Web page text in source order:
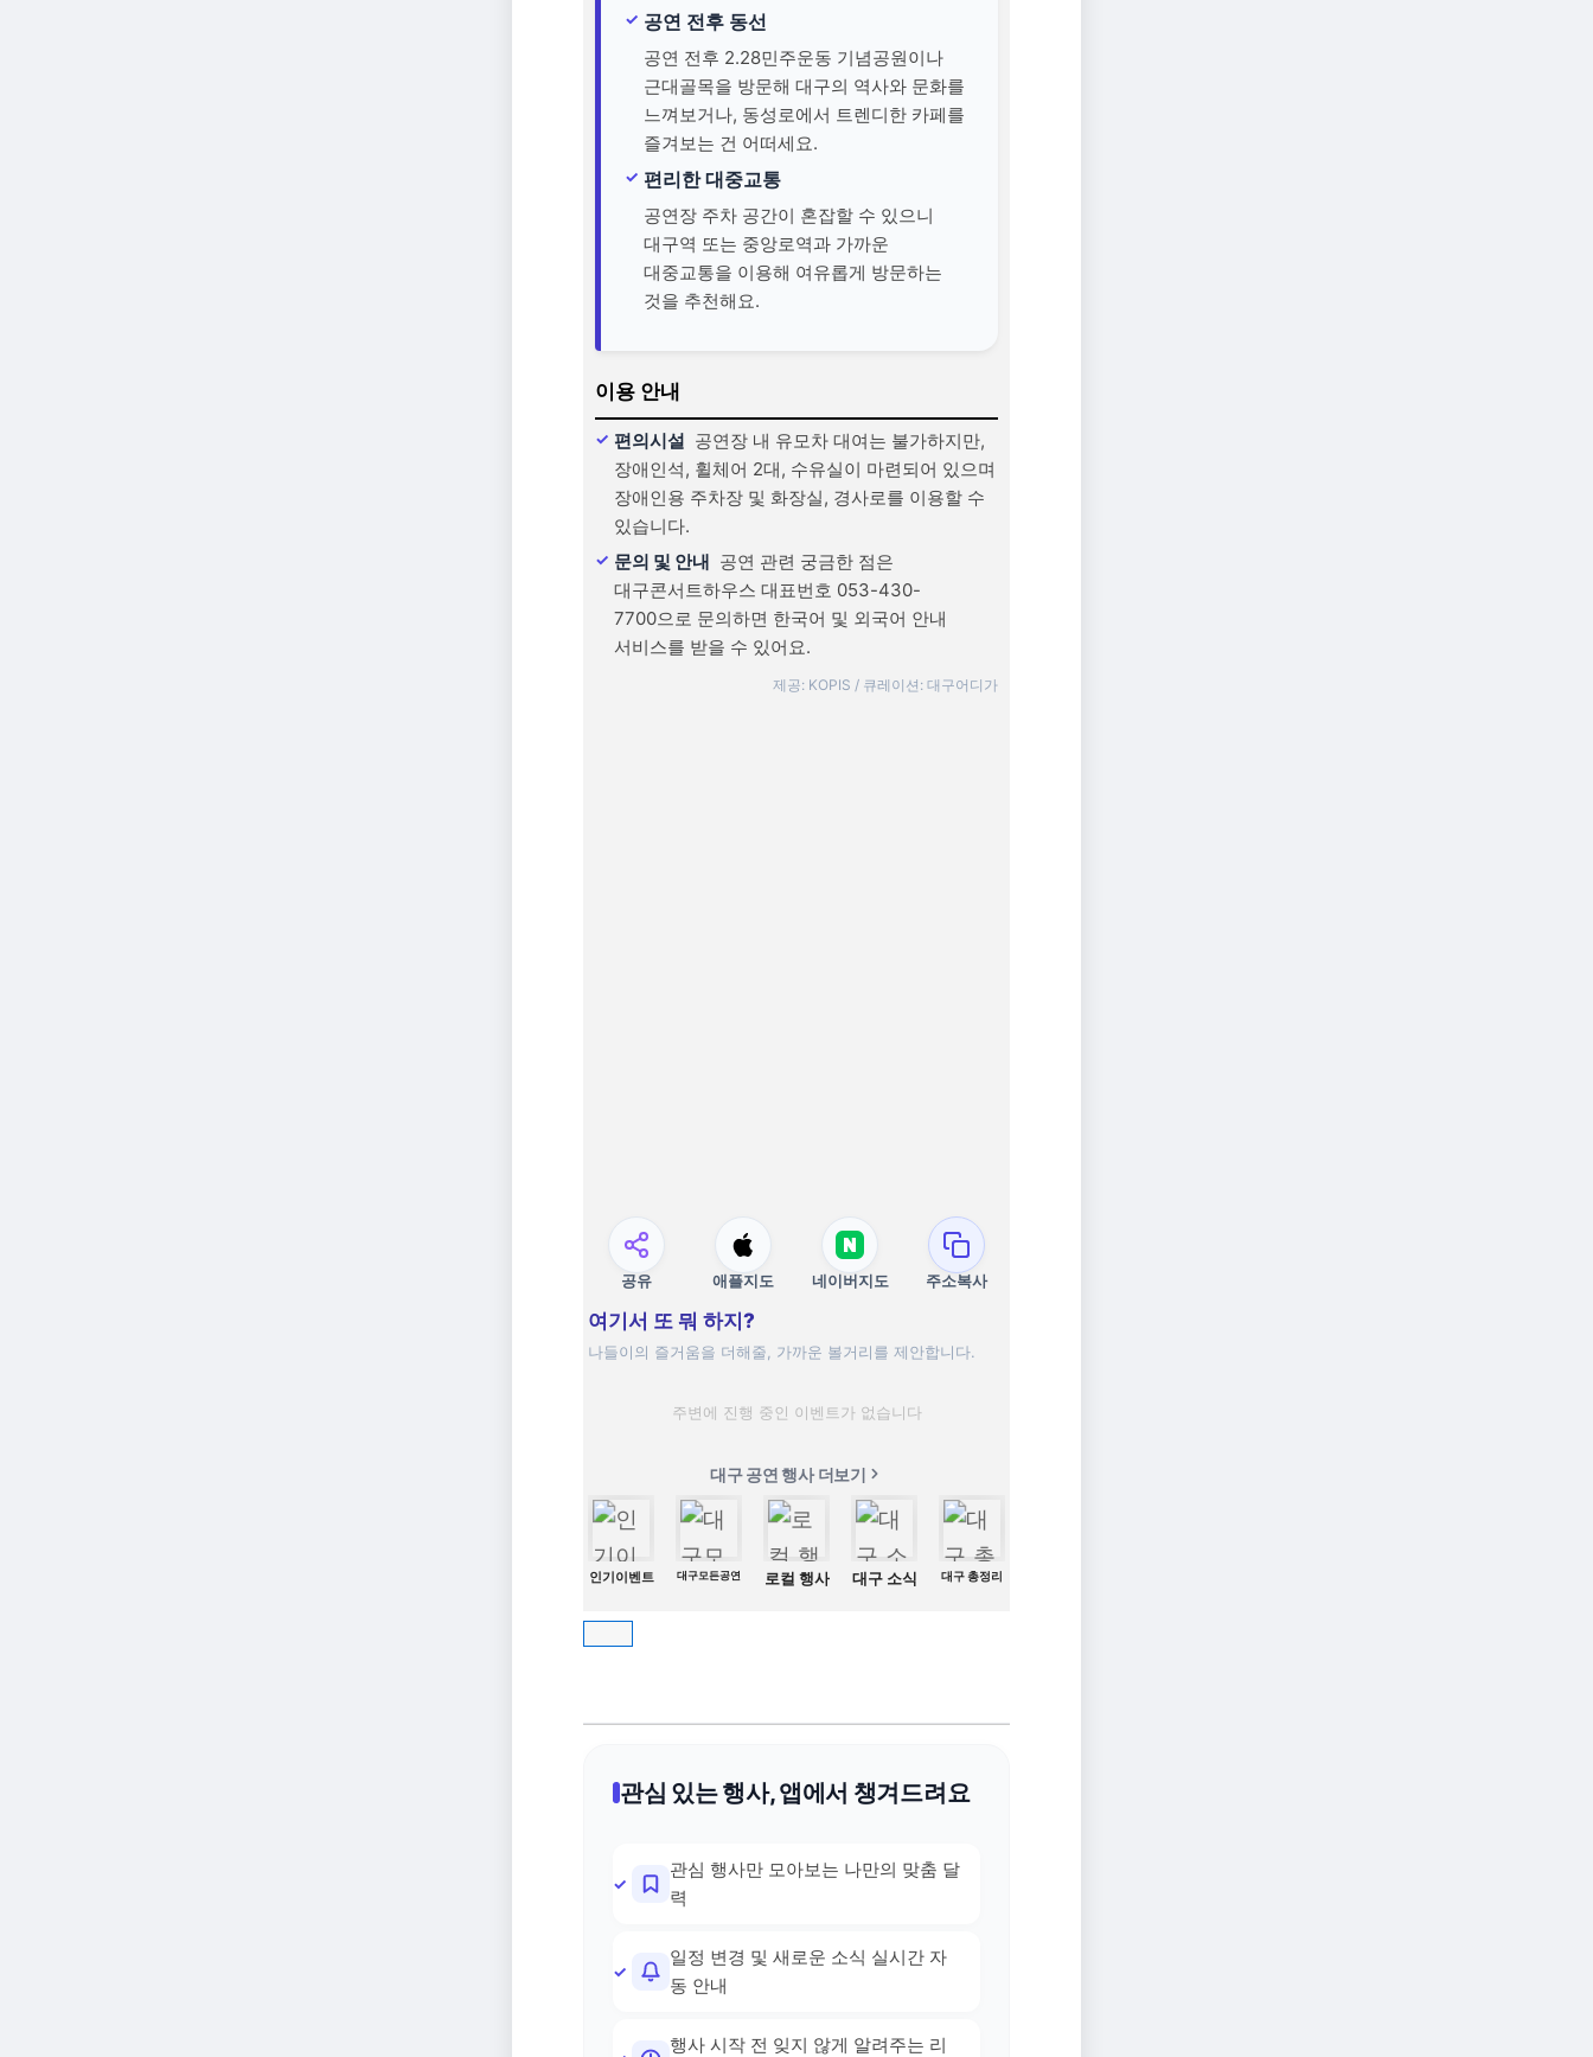
공연 전후 동선
공연 전후 2.28민주운동 기념공원이나
근대골목을 방문해 대구의 역사와 문화를
느껴보거나, 동성로에서 트렌디한 카페를
즐겨보는 건 어떠세요.
편리한 대중교통
공연장 주차 공간이 혼잡할 수 있으니
대구역 또는 중앙로역과 가까운
대중교통을 이용해 여유롭게 방문하는
것을 추천해요.
이용 안내
편의시설 공연장 내 유모차 대여는 불가하지만,
장애인석, 휠체어 2대, 수유실이 마련되어 있으며
장애인용 주차장 및 화장실, 경사로를 이용할 수
있습니다.
문의 및 안내 공연 관련 궁금한 점은
대구콘서트하우스 대표번호 053-430-
7700으로 문의하면 한국어 및 외국어 안내
서비스를 받을 수 있어요.
제공: KOPIS / 큐레이션: 대구어디가
공유 애플지도 네이버지도 주소복사
여기서 또 뭐 하지?
나들이의 즐거움을 더해줄, 가까운 볼거리를 제안합니다.
주변에 진행 중인 이벤트가 없습니다
대구 공연 행사 더보기
인기이벤트 대구모든공연 로컬 행사 대구 소식 대구 총정리
관심 있는 행사, 앱에서 챙겨드려요
관심 행사만 모아보는 나만의 맞춤 달
력
일정 변경 및 새로운 소식 실시간 자
동 안내
행사 시작 전 잊지 않게 알려주는 리